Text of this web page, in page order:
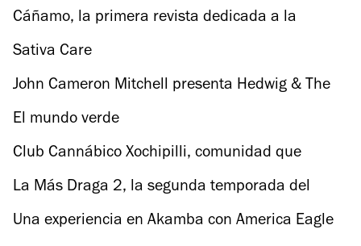
Cáñamo, la primera revista dedicada a la
cultura del cannabis
Sativa Care
John Cameron Mitchell presenta Hedwig & The
Angry Inch en la CDMX
El mundo verde
Club Cannábico Xochipilli, comunidad que
promueve la cultura de la marihuana
La Más Draga 2, la segunda temporada del
primer reality drag en México
Una experiencia en Akamba con America Eagle